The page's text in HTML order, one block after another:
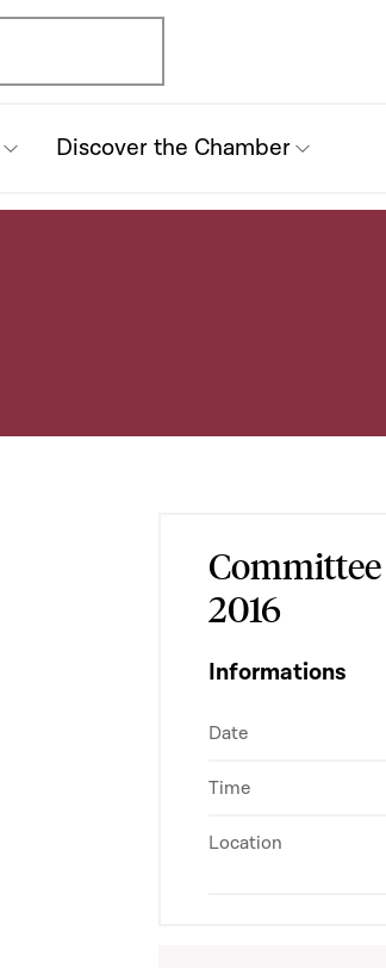
Discover the Chamber
2016
Informations
Date
Time
Location